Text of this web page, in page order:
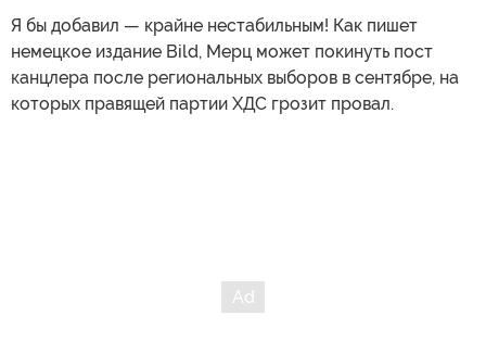
Я бы добавил — крайне нестабильным! Как пишет
немецкое издание Bild, Мерц может покинуть пост
канцлера после региональных выборов в сентябре, на
которых правящей партии ХДС грозит провал.